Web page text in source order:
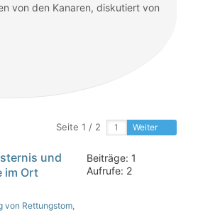
von den Kanaren, diskutiert von
Seite 1 / 2 Weiter
und
im Ort
von Rettungstom,
Beiträge: 1
Aufrufe: 2